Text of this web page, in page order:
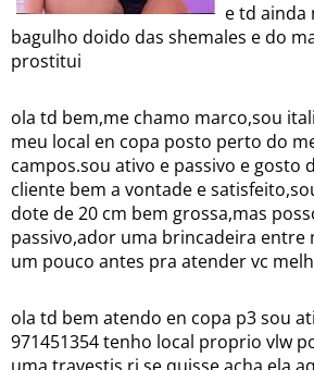
e td ainda
bagulho doido das shemales e do
prostitui
ola td bem,me chamo marco,sou
meu local en copa posto perto do
campos.sou ativo e passivo e gosto
cliente bem a vontade e
dote de 20 cm bem grossa,mas
passivo,ador uma brincadeira entre
um pouco antes pra atender vc
ola td bem atendo en copa p3 sou
971451354 tenho local proprio vlw